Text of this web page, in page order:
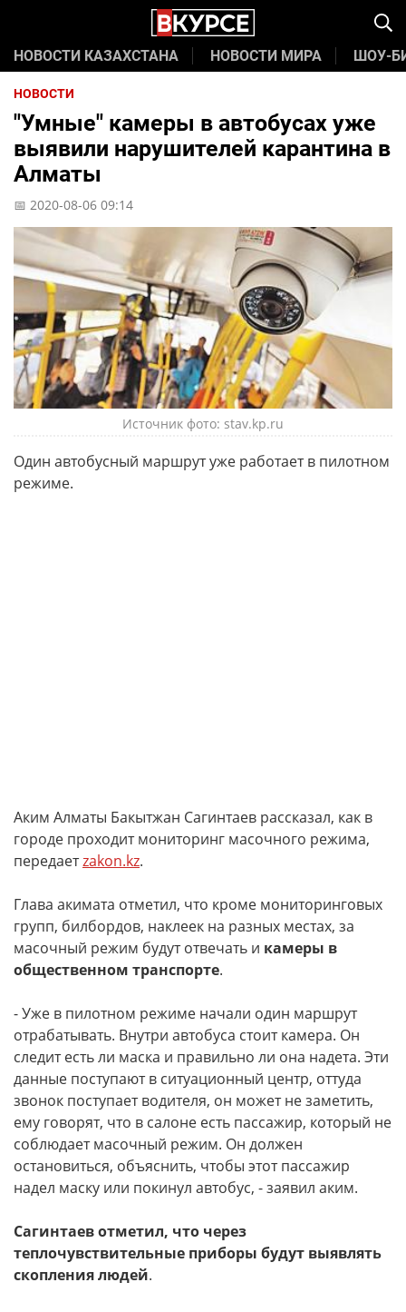
НОВОСТИ КАЗАХСТАНА НОВОСТИ МИРА ШОУ-
НОВОСТИ
"Умные" камеры в автобусах уже
выявили нарушителей карантина в
Алматы
📅 2020-08-06 09:14
Источник фото: stav.kp.ru
Один автобусный маршрут уже работает в пилотном
режиме.
Аким Алматы Бакытжан Сагинтаев рассказал, как в
городе проходит мониторинг масочного режима,
передаетzakon.kz.
Глава акимата отметил, что кроме мониторинговых
групп, билбордов, наклеек на разных местах, за
масочный режим будут отвечать и камеры в
общественном транспорте.
- Уже в пилотном режиме начали один маршрут
отрабатывать. Внутри автобуса стоит камера. Он
следит есть ли маска и правильно ли она надета. Эти
данные поступают в ситуационный центр, оттуда
звонок поступает водителя, он может не заметить,
ему говорят, что в салоне есть пассажир, который не
соблюдает масочный режим. Он должен
остановиться, объяснить, чтобы этот пассажир
надел маску или покинул автобус, - заявил аким.
Сагинтаев отметил, что через
теплочувствительные приборы будут выявлять
скопления людей.